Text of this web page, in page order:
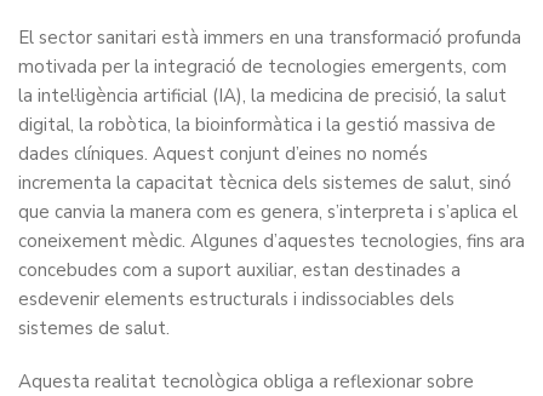
El sector sanitari està immers en una transformació profunda
motivada per la integració de tecnologies emergents, com
la intel·ligència artificial (IA), la medicina de precisió, la salut
digital, la robòtica, la bioinformàtica i la gestió massiva de
dades clíniques. Aquest conjunt d’eines no només
incrementa la capacitat tècnica dels sistemes de salut, sinó
que canvia la manera com es genera, s’interpreta i s’aplica el
coneixement mèdic. Algunes d’aquestes tecnologies, fins ara
concebudes com a suport auxiliar, estan destinades a
esdevenir elements estructurals i indissociables dels
sistemes de salut.
Aquesta realitat tecnològica obliga a reflexionar sobre